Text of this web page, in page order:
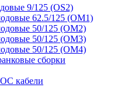
9/125 (OS2)
62.5/125 (OM1)
50/125 (OM2)
50/125 (OM3)
50/125 (OM4)
сборки
кабели